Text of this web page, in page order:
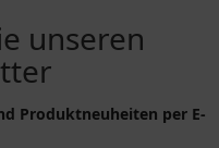
unseren
Produktneuheiten per E-